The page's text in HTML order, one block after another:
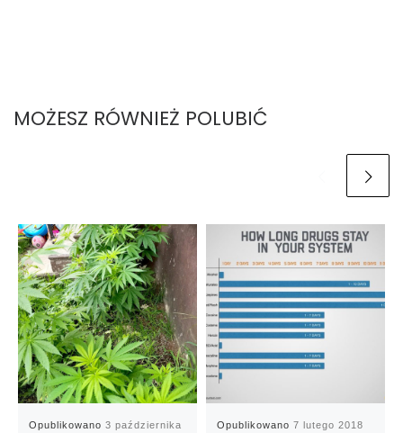
MOŻESZ RÓWNIEŻ POLUBIĆ
Opublikowano3 października Opublikowano7 lutego 2018